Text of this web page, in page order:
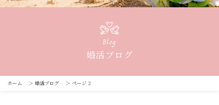
Blog
婚活ブログ
ホーム ＞ 婚活ブログ ＞ ページ 2